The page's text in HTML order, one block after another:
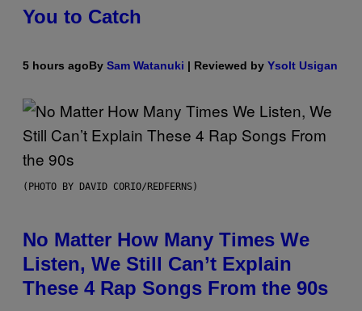
You to Catch
5 hours agoBy Sam Watanuki | Reviewed by Ysolt Usigan
(PHOTO BY DAVID CORIO/REDFERNS)
No Matter How Many Times We
Listen, We Still Can’t Explain
These 4 Rap Songs From the 90s